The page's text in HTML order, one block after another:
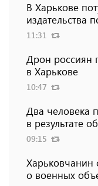
В Харькове
издательства
11:31
Дрон россиян
в Харькове
10:47
Два человека
в результате
09:15
Харьковчанин
о военных